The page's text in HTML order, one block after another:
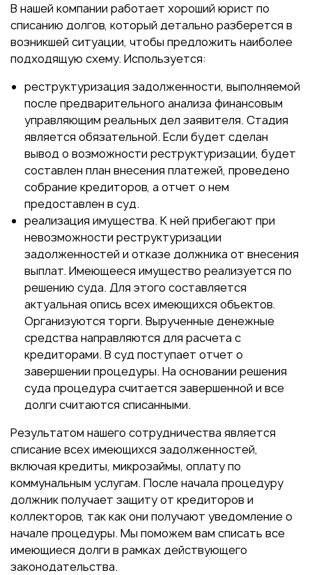
В нашей компании работает хороший юрист по
списанию долгов, который детально разберется в
возникшей ситуации, чтобы предложить наиболее
подходящую схему. Используется:
реструктуризация задолженности, выполняемой
после предварительного анализа финансовым
управляющим реальных дел заявителя. Стадия
является обязательной. Если будет сделан
вывод о возможности реструктуризации, будет
составлен план внесения платежей, проведено
собрание кредиторов, а отчет о нем
предоставлен в суд.
реализация имущества. К ней прибегают при
невозможности реструктуризации
задолженностей и отказе должника от внесения
выплат. Имеющееся имущество реализуется по
решению суда. Для этого составляется
актуальная опись всех имеющихся объектов.
Организуются торги. Вырученные денежные
средства направляются для расчета с
кредиторами. В суд поступает отчет о
завершении процедуры. На основании решения
суда процедура считается завершенной и все
долги считаются списанными.
Результатом нашего сотрудничества является
списание всех имеющихся задолженностей,
включая кредиты, микрозаймы, оплату по
коммунальным услугам. После начала процедуру
должник получает защиту от кредиторов и
коллекторов, так как они получают уведомление о
начале процедуры. Мы поможем вам списать все
имеющиеся долги в рамках действующего
законодательства.